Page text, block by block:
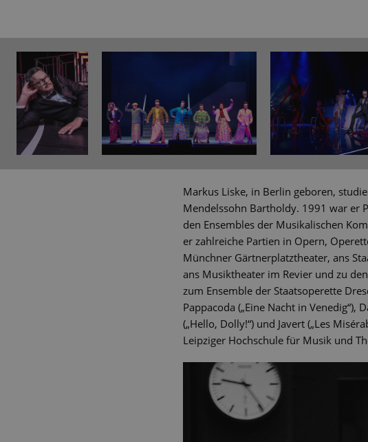
Markus Liske, in Berlin geboren,
Mendelssohn Bartholdy. 1991 war er
den Ensembles der Musikalischen
er zahlreiche Partien in Opern,
Münchner Gärtnerplatztheater, ans
ans Musiktheater im Revier und zu
zum Ensemble der Staatsoperette
Pappacoda („Eine Nacht in Venedig“),
(„Hello, Dolly!“) und Javert („Les
Leipziger Hochschule für Musik und